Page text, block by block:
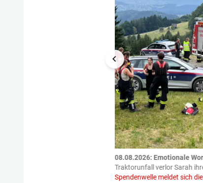
08.08.2026: Emotionale
Traktorunfall verlor Sarah
Spendenwelle meldet sich